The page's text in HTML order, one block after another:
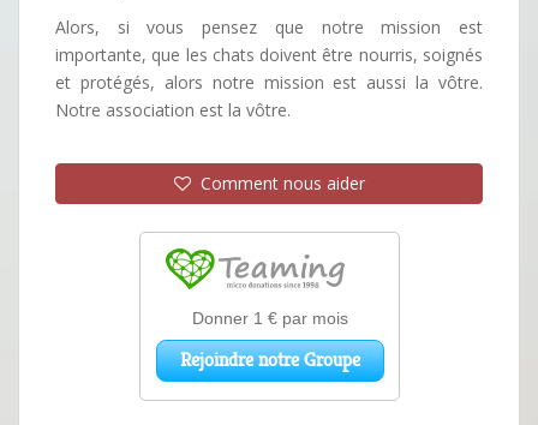
Alors, si vous pensez que notre mission est
importante, que les chats doivent être nourris, soignés
et protégés, alors notre mission est aussi la vôtre.
Notre association est la vôtre.
Comment nous aider